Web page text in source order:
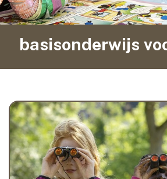
werken bij ons
contact